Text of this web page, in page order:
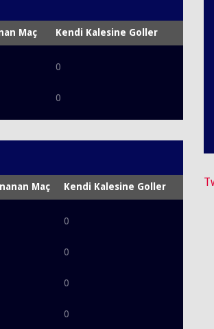
Maç Kendi Kalesine Goller
0
0
Maç Kendi Kalesine Goller
0
0
0
0